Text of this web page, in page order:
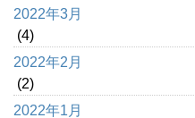
2022年3月
(4)
2022年2月
(2)
2022年1月